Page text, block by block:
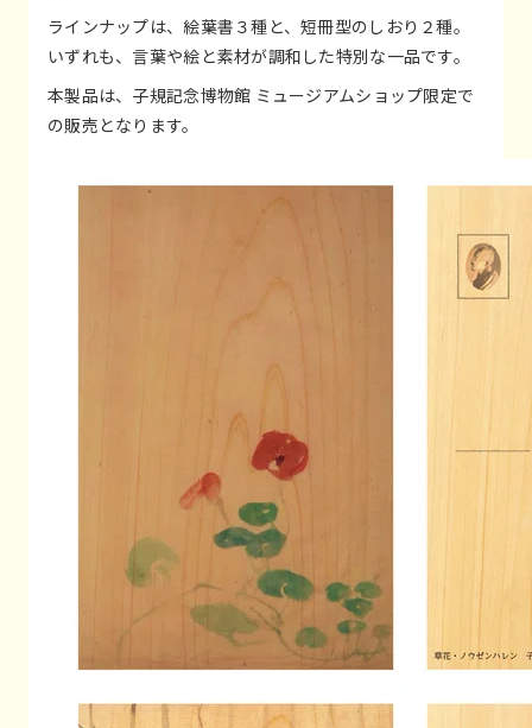
ラインナップは、絵葉書３種と、短冊型のしおり２種。
いずれも、言葉や絵と素材が調和した特別な一品です。
本製品は、子規記念博物館 ミュージアムショップ限定で
の販売となります。